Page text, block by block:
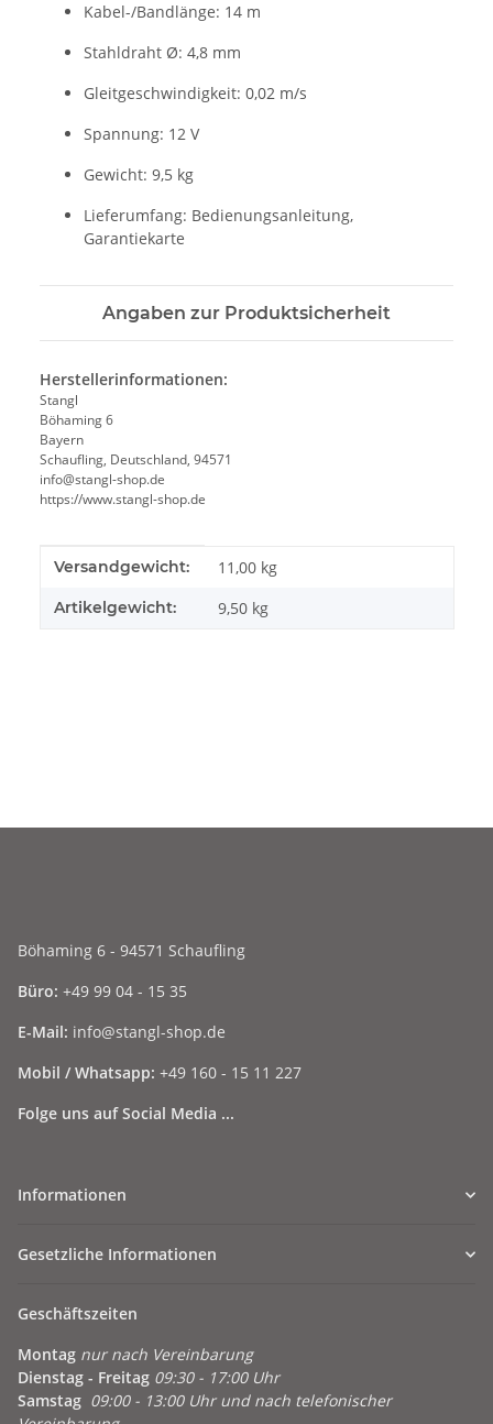
Kabel-/Bandlänge: 14 m
Stahldraht Ø: 4,8 mm
Gleitgeschwindigkeit: 0,02 m/s
Spannung: 12 V
Gewicht: 9,5 kg
Lieferumfang: Bedienungsanleitung,
Garantiekarte
Angaben zur Produktsicherheit
Herstellerinformationen:
Stangl
Böhaming 6
Bayern
Schaufling, Deutschland, 94571
info@stangl-shop.de
https://www.stangl-shop.de
Produkteigenschaft
Wert
Versandgewicht: 11,00 kg
Artikelgewicht: 9,50 kg
Böhaming 6 - 94571 Schaufling
Büro: +49 99 04 - 15 35
E-Mail: info@stangl-shop.de
Mobil / Whatsapp: +49 160 - 15 11 227
Folge uns auf Social Media ...
Informationen
Gesetzliche Informationen
Geschäftszeiten
Montag nur nach Vereinbarung
Dienstag - Freitag 09:30 - 17:00 Uhr
Samstag 09:00 - 13:00 Uhr und nach telefonischer